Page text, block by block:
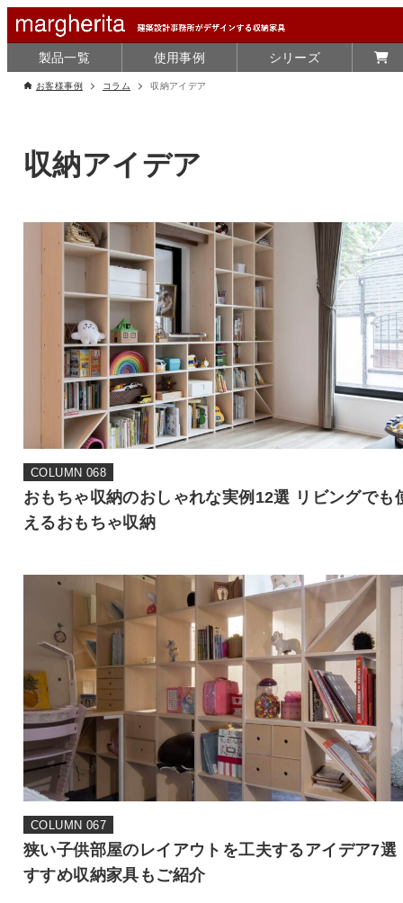
製品一覧 使用事例 シリーズ
お客様事例 コラム 収納アイデア
収納アイデア
COLUMN 068
おもちゃ収納のおしゃれな実例12選 リビングでも
えるおもちゃ収納
COLUMN 067
狭い子供部屋のレイアウトを工夫するアイデア7選
すすめ収納家具もご紹介